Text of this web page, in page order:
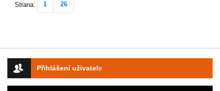
Přihlášení uživatele
Strana: 1 26